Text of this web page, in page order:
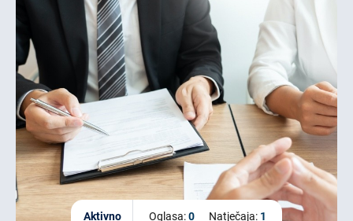
Aktivno Oglasa:0 Natječaja: 1